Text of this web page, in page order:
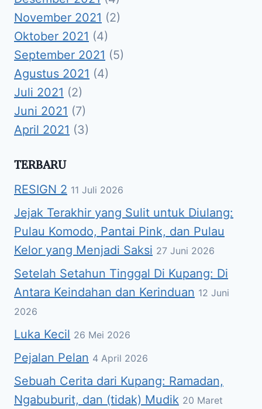
November 2021 (2)
Oktober 2021 (4)
September 2021 (5)
Agustus 2021 (4)
Juli 2021 (2)
Juni 2021 (7)
April 2021 (3)
TERBARU
RESIGN 2 11 Juli 2026
Jejak Terakhir yang Sulit untuk Diulang:
Pulau Komodo, Pantai Pink, dan Pulau
Kelor yang Menjadi Saksi 27 Juni 2026
Setelah Setahun Tinggal Di Kupang: Di
Antara Keindahan dan Kerinduan 12 Juni
2026
Luka Kecil 26 Mei 2026
Pejalan Pelan 4 April 2026
Sebuah Cerita dari Kupang: Ramadan,
Ngabuburit, dan (tidak) Mudik 20 Maret